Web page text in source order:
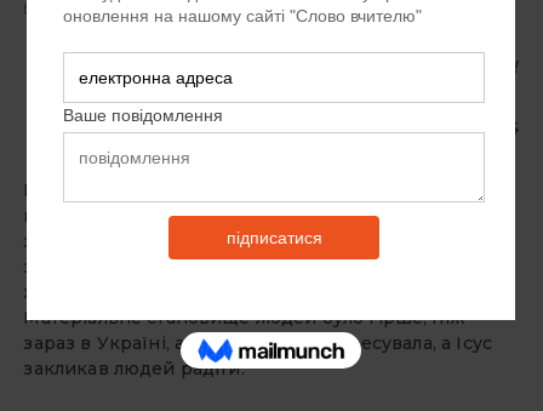
ЗАЛИШТЕ КОМЕНТАР
Радійте завжди в Господі, і знову кажу: радійте!
Флп. 4:4
Ми живемо в країні, яка фактично перебуває в стані
війни, економіка якої постійно падає й ніхто не
знає, що нас очікує завтра. Утім я хочу
запропонувати вам стати радісними. Країна, у якій
жив Ісус, була під окупацією римських загарбників.
Матеріальне становище людей було гірше, ніж
зараз в Україні, аморальність прогресувала, а Ісус
закликав людей радіти.